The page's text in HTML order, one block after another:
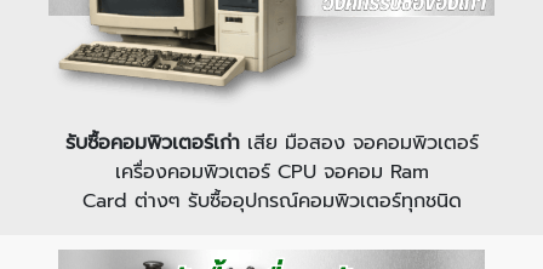
รับซื้อคอมพิวเตอร์เก่าเสีย มือสอง จอคอมพิวเตอร์
เครื่องคอมพิวเตอร์ CPU จอคอม Ram
Card ต่างๆ รับซื้ออุปกรณ์คอมพิวเตอร์ทุกชนิด